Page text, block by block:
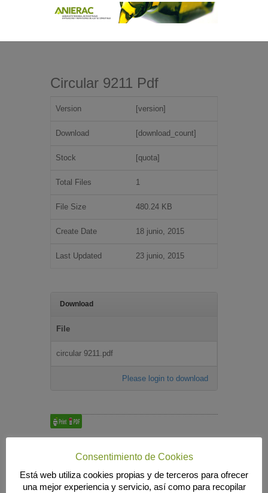
Circular 9211 Pdf
Version [version]
Download [download_count]
Stock [quota]
Total Files 1
File Size 480.24 KB
Create Date 18 junio, 2015
Last Updated 23 junio, 2015
Download
File
circular 9211.pdf
Please login to download
Consentimiento de Cookies
Está web utiliza cookies propias y de terceros para ofrecer
una mejor experiencia y servicio, así como para recopilar